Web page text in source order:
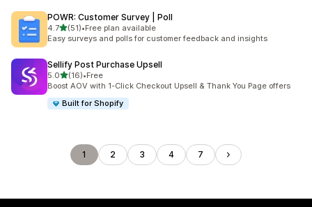
POWR: Customer Survey | Poll
4.75つ星中
(51)
合計レビュー数：51件
•Free plan available
Easy surveys and polls for customer feedback and insights
Sellify Post Purchase Upsell
5.05つ星中
(16)
合計レビュー数：16件
•Free
Boost AOV with 1-Click Checkout Upsell & Thank You Page offers
Built for Shopify
1 2 3 4 7